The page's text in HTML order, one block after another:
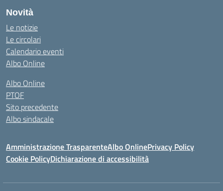
Novità
Le notizie
Le circolari
Calendario eventi
Albo Online
Albo Online
PTOF
Sito precedente
Albo sindacale
Amministrazione TrasparenteAlbo OnlinePrivacy Policy
Cookie PolicyDichiarazione di accessibilità